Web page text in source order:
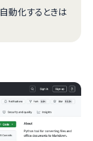
動化するときは